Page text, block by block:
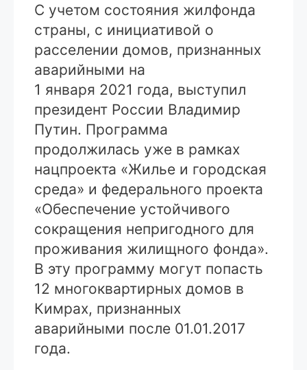
С учетом состояния жилфонда
страны, с инициативой о
расселении домов, признанных
аварийными на
1 января 2021 года, выступил
президент России Владимир
Путин. Программа
продолжилась уже в рамках
нацпроекта «Жилье и городская
среда» и федерального проекта
«Обеспечение устойчивого
сокращения непригодного для
проживания жилищного фонда».
В эту программу могут попасть
12 многоквартирных домов в
Кимрах, признанных
аварийными после 01.01.2017
года.